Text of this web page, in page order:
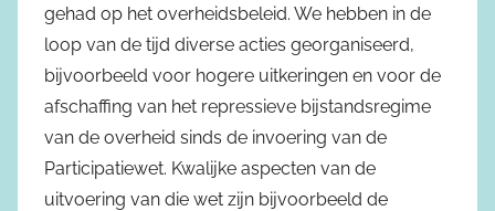
gehad op het overheidsbeleid. We hebben in de
loop van de tijd diverse acties georganiseerd,
bijvoorbeeld voor hogere uitkeringen en voor de
afschaffing van het repressieve bijstandsregime
van de overheid sinds de invoering van de
Participatiewet. Kwalijke aspecten van de
uitvoering van die wet zijn bijvoorbeeld de